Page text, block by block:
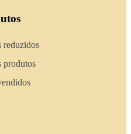
reduzidos
produtos